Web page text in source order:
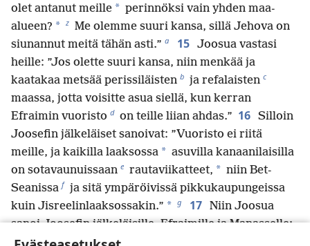
olet antanut meille * perinnöksi vain yhden maa-
alueen? * z Me olemme suuri kansa, sillä Jehova on
siunannut meitä tähän asti.” a 15 Joosua vastasi
heille: ”Jos olette suuri kansa, niin menkää ja
kaatakaa metsää perissiläisten b ja refalaisten c
maassa, jotta voisitte asua siellä, kun kerran
Efraimin vuoristo d on teille liian ahdas.” 16 Silloin
Joosefin jälkeläiset sanoivat: ”Vuoristo ei riitä
meille, ja kaikilla laaksossa * asuvilla kanaanilaisilla
on sotavaunuissaan e rautaviikatteet, * niin Bet-
Seanissa f ja sitä ympäröivissä pikkukaupungeissa
kuin Jisreelinlaaksossakin.” * g 17 Niin Joosua
sanoi Joosefin jälkeläisille, Efraimille ja Manasselle:
”Olette suuri ja hyvin voimakas kansa. Ette saa vain